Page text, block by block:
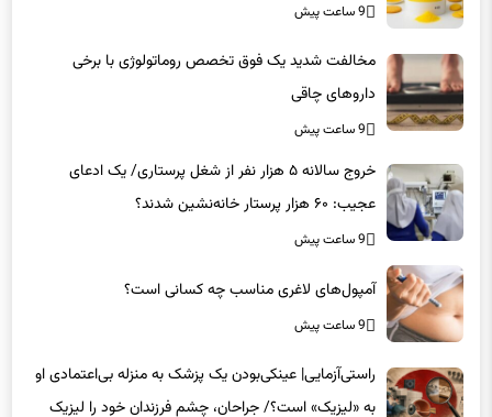
9 ساعت پیش
مخالفت شدید یک فوق تخصص روماتولوژی با برخی
داروهای چاقی
9 ساعت پیش
خروج سالانه ۵ هزار نفر از شغل پرستاری/ یک ادعای
عجیب: ۶۰ هزار پرستار خانه‌نشین شدند؟
9 ساعت پیش
آمپول‌های لاغری مناسب چه کسانی است؟
9 ساعت پیش
راستی‌آزمایی| عینکی‌بودن یک پزشک به منزله بی‌اعتمادی او
به «لیزیک» است؟/ جراحان، چشم فرزندان خود را لیزیک